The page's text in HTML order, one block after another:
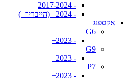
- 2017-2024
- 2024+ (הייבריד+)
אקספנג
G6
- 2023+
G9
- 2023+
P7
- 2023+